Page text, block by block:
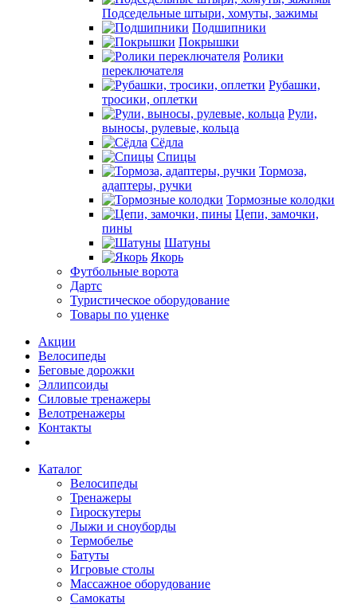
Подседельные штыри, хомуты, зажимы
Подшипники
Покрышки
Ролики
переключателя
Рубашки,
тросики, оплетки
Рули,
выносы, рулевые, кольца
Сёдла
Спицы
Тормоза,
адаптеры, ручки
Тормозные колодки
Цепи, замочки,
пины
Шатуны
Якорь
Футбольные ворота
Дартс
Туристическое оборудование
Товары по уценке
Акции
Велосипеды
Беговые дорожки
Эллипсоиды
Силовые тренажеры
Велотренажеры
Контакты
Каталог
Велосипеды
Тренажеры
Гироскутеры
Лыжи и сноуборды
Термобелье
Батуты
Игровые столы
Массажное оборудование
Самокаты